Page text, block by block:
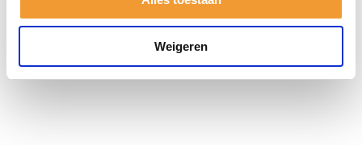
Weigeren